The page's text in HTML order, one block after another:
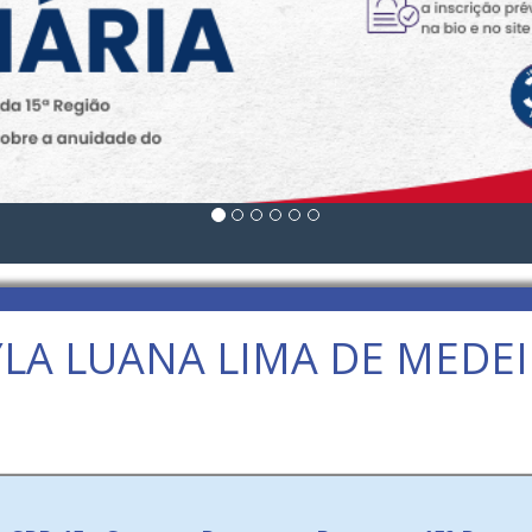
LUANA LIMA DE